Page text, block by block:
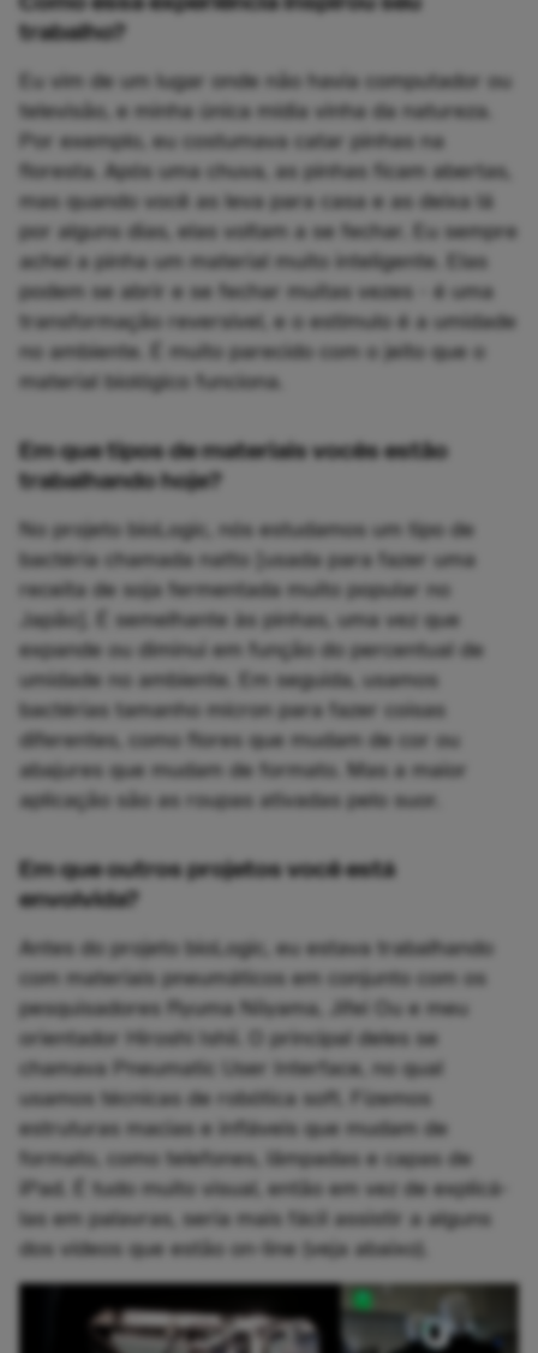
trabalho?
Eu vim de um lugar onde não havia computador ou
televisão, e minha única mídia vinha da natureza.
Por exemplo, eu costumava catar pinhas na
floresta. Após uma chuva, as pinhas ficam abertas,
mas quando você as leva para casa e as deixa lá
por alguns dias, elas voltam a se fechar. Eu sempre
achei a pinha um material muito inteligente. Elas
podem se abrir e se fechar muitas vezes - é uma
transformação reversível, e o estímulo é a umidade
no ambiente. É muito parecido com o jeito que o
material biológico funciona.
Em que tipos de materiais vocês estão
trabalhando hoje?
No projeto bioLogic, nós estudamos um tipo de
bactéria chamada natto [usada para fazer uma
receita de soja fermentada muito popular no
Japão]. É semelhante às pinhas, uma vez que
expande ou diminui em função do percentual de
umidade no ambiente. Em seguida, usamos
bactérias tamanho mícron para fazer coisas
diferentes, como flores que mudam de cor ou
abajures que mudam de formato. Mas a maior
aplicação são as roupas ativadas pelo suor.
Em que outros projetos você está
envolvida?
Antes do projeto bioLogic, eu estava trabalhando
com materiais pneumáticos em conjunto com os
pesquisadores Ryuma Niiyama, Jifei Ou e meu
orientador Hiroshi Ishii. O principal deles se
chamava Pneumatic User Interface, no qual
usamos técnicas de robótica soft. Fizemos
estruturas macias e infláveis que mudam de
formato, como telefones, lâmpadas e capas de
iPad. É tudo muito visual, então em vez de explicá-
las em palavras, seria mais fácil assistir a alguns
dos vídeos que estão on-line (veja abaixo).